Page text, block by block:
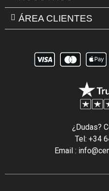
ÁREA CLIENTES
¿Dudas?
Tel: +34
Email :